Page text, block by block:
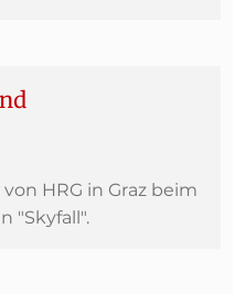
HRG in Graz beim
"Skyfall".